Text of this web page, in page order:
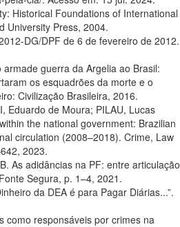
Historical Foundations of International
University Press, 2004.
DG/DPF de 6 de fevereiro de 2012.
guerra da Argelia ao Brasil:
os esquadrões da morte e o
Civilização Brasileira, 2016.
Eduardo de Moura; PILAU, Lucas
the national government: Brazilian
circulation (2008–2018). Crime, Law
2023.
As adidâncias na PF: entre articulação
Segura, p. 1–4, 2021.
da DEA é para Pagar Diárias...”.
como responsáveis por crimes na